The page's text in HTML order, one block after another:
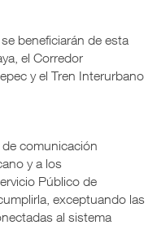
beneficiarán de esta
el Corredor
y el Tren Interurbano
de comunicación
y a los
Público de
exceptuando las
al sistema